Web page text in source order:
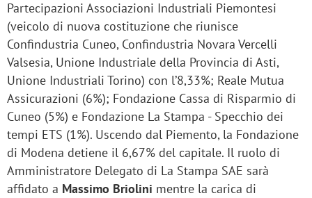
Partecipazioni Associazioni Industriali Piemontesi
(veicolo di nuova costituzione che riunisce
Confindustria Cuneo, Confindustria Novara Vercelli
Valsesia, Unione Industriale della Provincia di Asti,
Unione Industriali Torino) con l’8,33%; Reale Mutua
Assicurazioni (6%); Fondazione Cassa di Risparmio di
Cuneo (5%) e Fondazione La Stampa - Specchio dei
tempi ETS (1%). Uscendo dal Piemento, la Fondazione
di Modena detiene il 6,67% del capitale. Il ruolo di
Amministratore Delegato di La Stampa SAE sarà
affidato a Massimo Briolini mentre la carica di